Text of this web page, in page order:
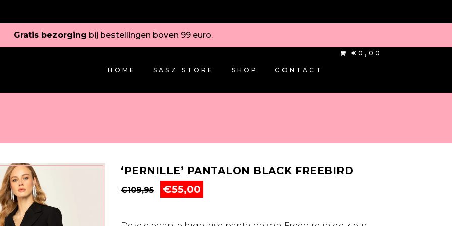
Gratis bezorging bij bestellingen boven 99 euro.
HOME SASZ STORE SHOP CONTACT
€0,00
‘PERNILLE’ PANTALON BLACK FREEBIRD
€109,95
Oorspronkelijke
prijs
€109,95.
€55,00
prijs
€55,00.